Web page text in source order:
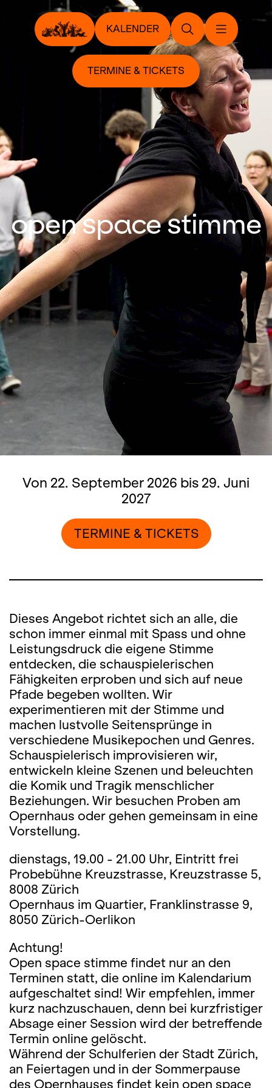
KALENDER
TERMINE & TICKETS
open space stimme
Von 22. September 2026 bis 29. Juni
2027
TERMINE & TICKETS
Dieses Angebot richtet sich an alle, die
schon immer einmal mit Spass und ohne
Leistungsdruck die eigene Stimme
entdecken, die schauspielerischen
Fähigkeiten erproben und sich auf neue
Pfade begeben wollten. Wir
experimentieren mit der Stimme und
machen lustvolle Seitensprünge in
verschiedene Musikepochen und Genres.
Schauspielerisch improvisieren wir,
entwickeln kleine Szenen und beleuchten
die Komik und Tragik menschlicher
Beziehungen. Wir besuchen Proben am
Opernhaus oder gehen gemeinsam in eine
Vorstellung.
dienstags, 19.00 - 21.00 Uhr, Eintritt frei
Probebühne Kreuzstrasse, Kreuzstrasse 5,
8008 Zürich
Opernhaus im Quartier, Franklinstrasse 9,
8050 Zürich-Oerlikon
Achtung!
Open space stimme findet nur an den
Terminen statt, die online im Kalendarium
aufgeschaltet sind! Wir empfehlen, immer
kurz nachzuschauen, denn bei kurzfristiger
Absage einer Session wird der betreffende
Termin online gelöscht.
Während der Schulferien der Stadt Zürich,
an Feiertagen und in der Sommerpause
des Opernhauses findet kein open space